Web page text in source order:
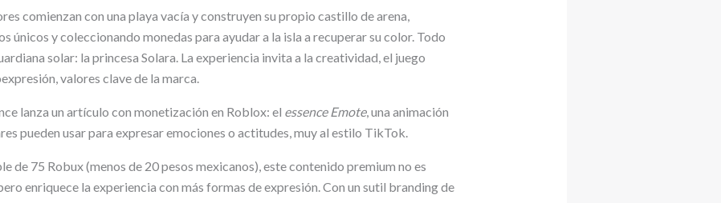
comienzan con una playa vacía y construyen su propio castillo de arena,
únicos y coleccionando monedas para ayudar a la isla a recuperar su color. Todo
solar: la princesa Solara. La experiencia invita a la creatividad, el juego
valores clave de la marca.
lanza un artículo con monetización en Roblox: el essence Emote, una animación
pueden usar para expresar emociones o actitudes, muy al estilo TikTok.
de 75 Robux (menos de 20 pesos mexicanos), este contenido premium no es
enriquece la experiencia con más formas de expresión. Con un sutil branding de